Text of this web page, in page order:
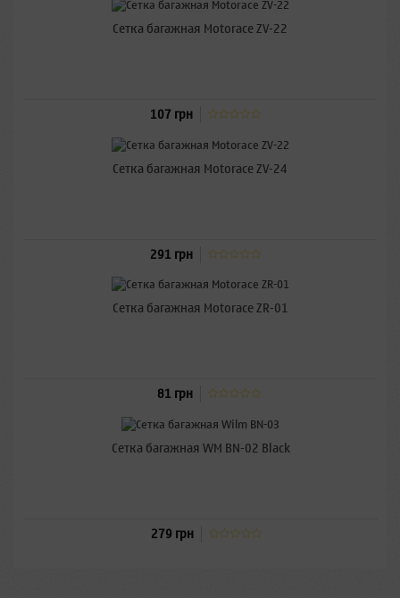
Сетка багажная Motorace ZV-22
107 грн
Сетка багажная Motorace ZV-24
291 грн
Сетка багажная Motorace ZR-01
81 грн
Сетка багажная WM BN-02 Black
279 грн